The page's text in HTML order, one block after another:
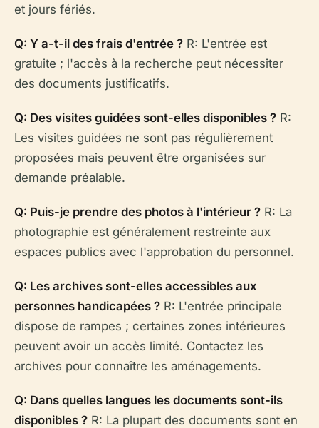
et jours fériés.
Q: Y a-t-il des frais d'entrée ? R: L'entrée est
gratuite ; l'accès à la recherche peut nécessiter
des documents justificatifs.
Q: Des visites guidées sont-elles disponibles ? R:
Les visites guidées ne sont pas régulièrement
proposées mais peuvent être organisées sur
demande préalable.
Q: Puis-je prendre des photos à l'intérieur ? R: La
photographie est généralement restreinte aux
espaces publics avec l'approbation du personnel.
Q: Les archives sont-elles accessibles aux
personnes handicapées ? R: L'entrée principale
dispose de rampes ; certaines zones intérieures
peuvent avoir un accès limité. Contactez les
archives pour connaître les aménagements.
Q: Dans quelles langues les documents sont-ils
disponibles ? R: La plupart des documents sont en